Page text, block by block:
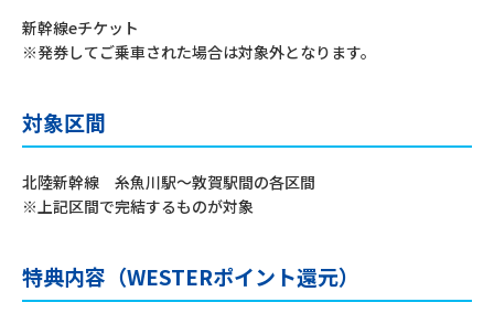
新幹線eチケット
※発券してご乗車された場合は対象外となります。
対象区間
北陸新幹線 糸魚川駅～敦賀駅間の各区間
※上記区間で完結するものが対象
特典内容（WESTERポイント還元）